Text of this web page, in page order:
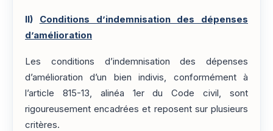
II) Conditions d’indemnisation des dépenses
d’amélioration
Les conditions d’indemnisation des dépenses
d’amélioration d’un bien indivis, conformément à
l’article 815-13, alinéa 1er du Code civil, sont
rigoureusement encadrées et reposent sur plusieurs
critères.